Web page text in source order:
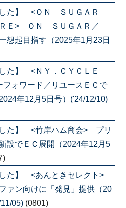
した】 <ＯＮ ＳＵＧＡＲ
Ｅ> ＯＮ ＳＵＧＡＲ／
想起目指す（2025年1月23日
た】 <ＮＹ．ＣＹＣＬＥ
ォワード／リユースＥＣで
年12月5日号）('24/12/10)
た】 <竹岸ハム商会> プリ
設でＥＣ展開（2024年12月5
た】 <あんときセレクト>
ァン向けに「発見」提供（20
05) (0801)